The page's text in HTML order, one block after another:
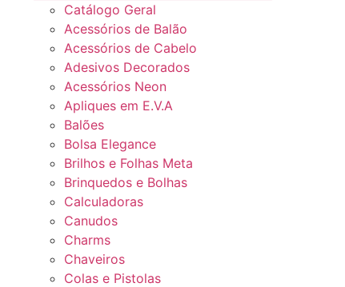
Catálogo Geral
Acessórios de Balão
Acessórios de Cabelo
Adesivos Decorados
Acessórios Neon
Apliques em E.V.A
Balões
Bolsa Elegance
Brilhos e Folhas Meta
Brinquedos e Bolhas
Calculadoras
Canudos
Charms
Chaveiros
Colas e Pistolas